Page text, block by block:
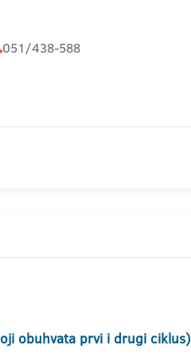
051/438-588
obuhvata prvi i drugi ciklus)